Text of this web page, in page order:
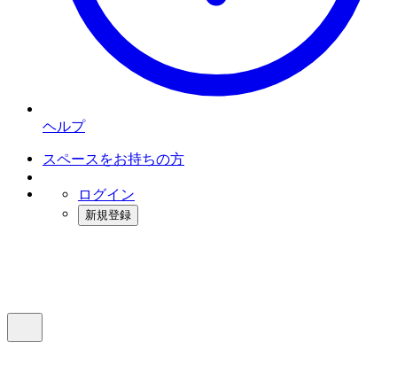
ヘルプ
スペースをお持ちの方
ログイン
新規登録